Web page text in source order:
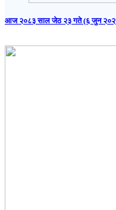
आज २०८३ साल जेठ २३ गते (६ जुन